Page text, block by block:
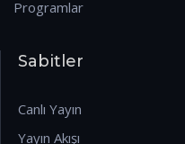
Programlar
Sabitler
Canlı Yayın
Yayın Akışı